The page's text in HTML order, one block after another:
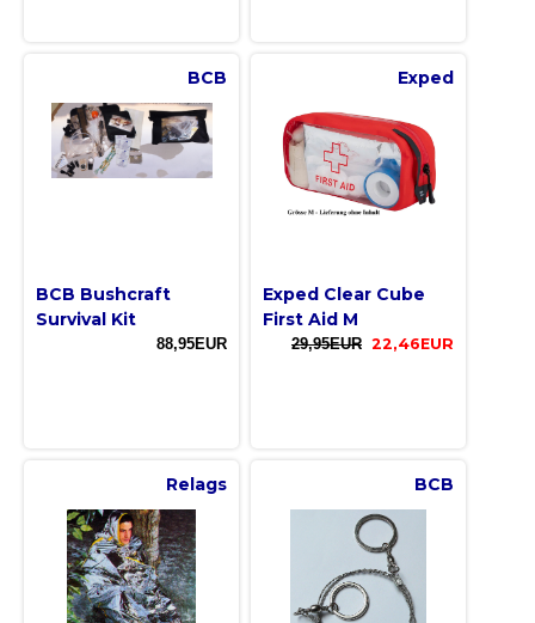
BCB
BCB Bushcraft
Survival Kit
88,95EUR
Exped
Exped Clear Cube
First Aid M
29,95EUR 22,46EUR
Relags BCB